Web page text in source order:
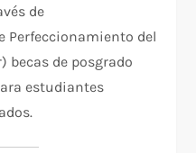
de
Perfeccionamiento del
becas de posgrado
estudiantes